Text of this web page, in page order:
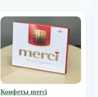
Конфеты merci